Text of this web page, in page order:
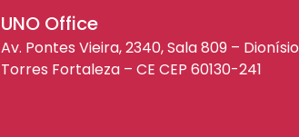
UNO Office
Av. Pontes Vieira, 2340, Sala 809 – Dionísio
Torres Fortaleza – CE CEP 60130-241